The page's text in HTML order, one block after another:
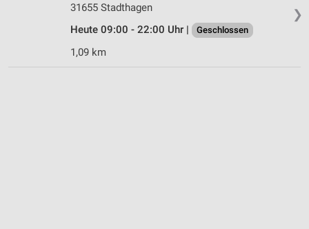
❯
31655 Stadthagen
Heute 09:00 - 22:00 Uhr |
Geschlossen
1,09 km